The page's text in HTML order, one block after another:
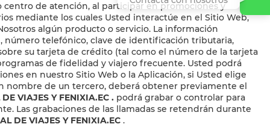
centro de atención, al participar en promociones y
mediante los cuales Usted interactúe en el Sitio Web,
algún producto o servicio. La información
número telefónico, clave de identificación tributaria,
su tarjeta de crédito (tal como el número de la tarjeta
de fidelidad y viajero frecuente. Usted podrá
en nuestro Sitio Web o la Aplicación, si Usted elige
nombre de un tercero, deberá obtener previamente el
VIAJES Y FENIXIA.EC . podrá grabar o controlar para
Las grabaciones de las llamadas se retendrán durante
DE VIAJES Y FENIXIA.EC .